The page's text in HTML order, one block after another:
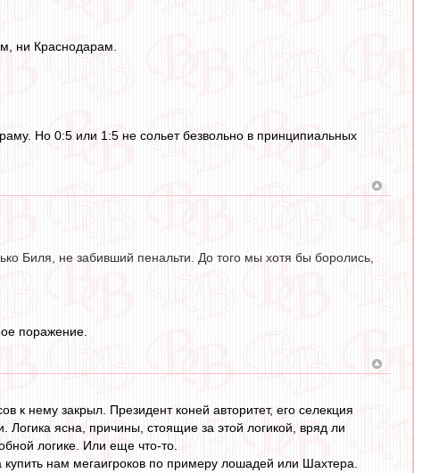
ни Краснодарам.
Но 0:5 или 1:5 не сольет безвольно в принципиальных
Биля, не забивший пенальти. До того мы хотя бы боролись,
поражение.
к нему закрыл. Президент коней авторитет, его селекция
ясна, причины, стоящие за этой логикой, вряд ли
логике. Или еще что-то.
нам мегаигроков по примеру лошадей или Шахтера.